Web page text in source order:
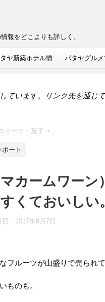
報をどこよりも詳しく。
ヤ新築ホテル情 パタヤグル
ています。リンク先を通じ
イーツ・菓子 >
ート
カームワーン
くておいしい。
： 2017年8月7日
フルーツが山盛りで売られて
ものも。